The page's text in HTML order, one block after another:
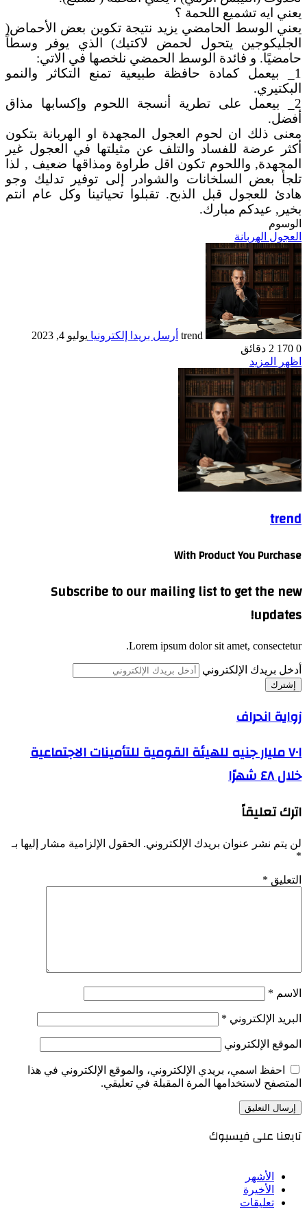
يعني ايه تشميع اللحمة ؟
يعني الوسط الحامضي يزيد نتيجة تكوين بعض الأحماض(
الجليكوجين يتحول لحمض لاكتيك) الذي يوفر وسطاً
حامضيًا. و فائدة الوسط الحمضي نلخصها في الاتي:
1_ بيعمل كمادة حافظة طبيعية تمنع التكاثر والنمو
البكتيري.
2_ بيعمل على تطرية أنسجة اللحوم وإكسابها مذاق
أفضل.
معنى ذلك ان لحوم العجول المجهدة او الهربانة بتكون
أكثر عرضة للفساد والتلف عن مثيلتها في العجول غير
المجهدة, واللحوم تكون اقل طراوة ومذاقها ضعيف , لذا
تلجأ بعض السلخانات والشوادر إلى توفير تدليك وجو
هادئ للعجول قبل الذبح. تقبلوا تحياتينا وكل عام انتم
بخير, عيدكم مبارك.
الوسوم
العجول الهربانة
trend أرسل بريدا إلكترونيا يوليو 4, 2023
0
2 دقائق
اظهر المزيد
trend
With Product You Purchase
Subscribe to our mailing list to get the new
updates!
Lorem ipsum dolor sit amet, consectetur.
أدخل بريدك الإلكتروني
زواية انحراف
٧٠١ مليار جنيه للهيئة القومية للتأمينات الاجتماعية
خلال ٤٨ شهرًا
اترك تعليقاً
لن يتم نشر عنوان بريدك الإلكتروني. الحقول الإلزامية مشار إليها بـ
*
التعليق *
الاسم *
البريد الإلكتروني *
الموقع الإلكتروني
احفظ اسمي، بريدي الإلكتروني، والموقع الإلكتروني في هذا
المتصفح لاستخدامها المرة المقبلة في تعليقي.
تابعنا على فيسبوك
الأشهر
الأخيرة
تعليقات